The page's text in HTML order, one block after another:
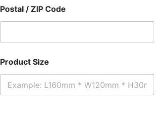
Postal / ZIP Code
Product Size